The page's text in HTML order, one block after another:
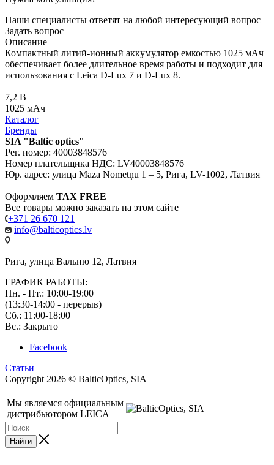
Наши специалисты ответят на любой интересующий вопрос
Задать вопрос
Описание
Компактный литий-ионный аккумулятор емкостью 1025 мАч
обеспечивает более длительное время работы и подходит для
использования с Leica D-Lux 7 и D-Lux 8.
7,2 В
1025 мАч
Каталог
Бренды
SIA "Baltic optics"
Рег. номер: 40003848576
Номер плательщика НДС: LV40003848576
Юр. адрес: улица Mazā Nometņu 1 – 5, Рига, LV-1002, Латвия
Оформляем TAX FREE
Все товары можно заказать на этом сайте
+371 26 670 121
info@balticoptics.lv
Рига, улица Вальню 12, Латвия
ГРАФИК РАБОТЫ:
Пн. - Пт.: 10:00-19:00
(13:30-14:00 - перерыв)
Сб.: 11:00-18:00
Вс.: Закрыто
Facebook
Статьи
Copyright 2026 © BalticOptics, SIA
Мы являемся официальным
дистрибьютором LEICA
Найти